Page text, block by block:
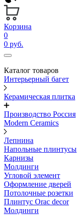
Корзина
0
0 руб.
Каталог товаров
Интерьерный багет
Керамическая плитка
Производство Россия
Modern Ceramics
Лепнина
Напольные плинтусы
Карнизы
Молдинги
Угловой элемент
Оформление дверей
Потолочные розетки
Плинтус Orac decor
Молдинги